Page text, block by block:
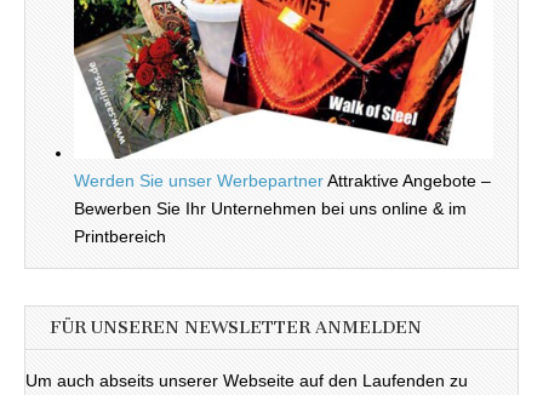
Werden Sie unser WerbepartnerAttraktive Angebote –
Bewerben Sie Ihr Unternehmen bei uns online & im
Printbereich
FÜR UNSEREN NEWSLETTER ANMELDEN
Um auch abseits unserer Webseite auf den Laufenden zu